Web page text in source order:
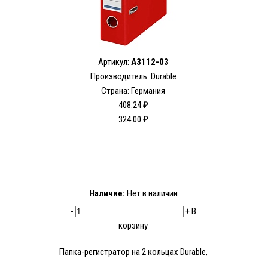
Артикул: A3112-03
Производитель: Durable
Страна: Германия
408.24 ₽
324.00 ₽
Наличие: Нет в наличии
-
+В
корзину
Папка-регистратор на 2 кольцах Durable,